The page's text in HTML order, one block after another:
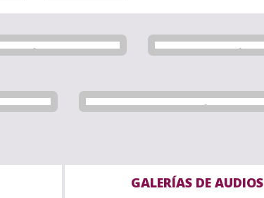
GALERÍAS DE AUDIOS